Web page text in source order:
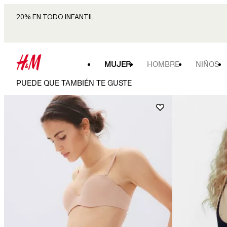
20% EN TODO INFANTIL
MUJER HOMBRE NIÑOS
PUEDE QUE TAMBIÉN TE GUSTE